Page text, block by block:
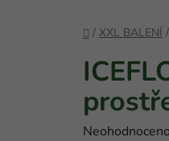
Domů
/ XXL BALENÍ /
Průměrné
Neohodnoceno